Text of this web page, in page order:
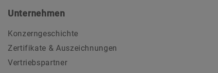
Unternehmen
Konzerngeschichte
Zertifikate & Auszeichnungen
Vertriebspartner